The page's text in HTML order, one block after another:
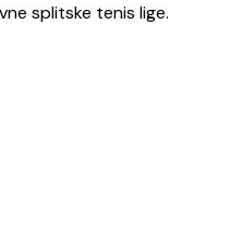
splitske tenis lige.